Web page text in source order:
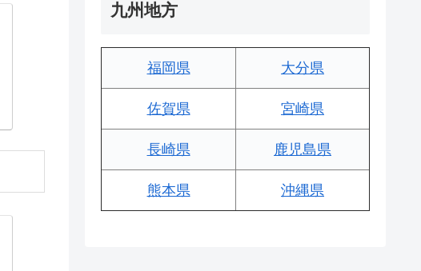
九州地方
福岡県 大分県
佐賀県 宮崎県
長崎県 鹿児島県
熊本県 沖縄県